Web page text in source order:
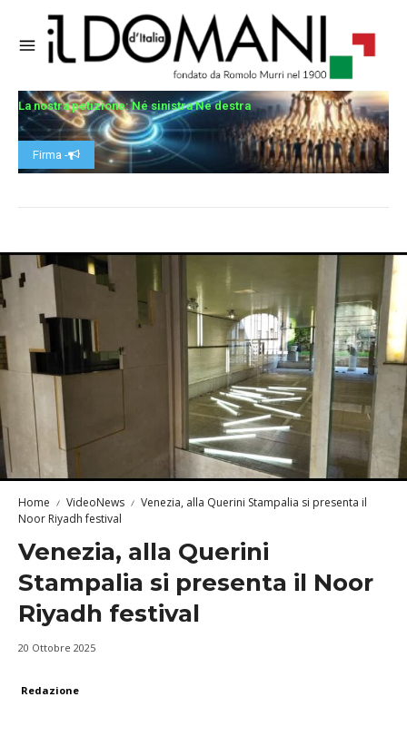
La nostra petizione: Né sinistra Né destra
Firma -
Home VideoNews
Venezia, alla Querini Stampalia si presenta il
Noor Riyadh festival
Venezia, alla Querini
Stampalia si presenta il Noor
Riyadh festival
20 Ottobre 2025
Redazione